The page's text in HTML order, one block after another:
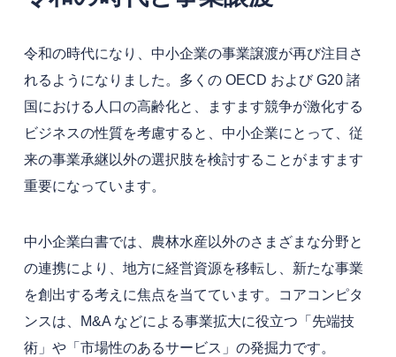
令和の時代になり、中小企業の事業譲渡が再び注目さ
れるようになりました。多くの OECD および G20 諸
国における人口の高齢化と、ますます競争が激化する
ビジネスの性質を考慮すると、中小企業にとって、従
来の事業承継以外の選択肢を検討することがますます
重要になっています。
中小企業白書では、農林水産以外のさまざまな分野と
の連携により、地方に経営資源を移転し、新たな事業
を創出する考えに焦点を当てています。コアコンピタ
ンスは、M&A などによる事業拡大に役立つ「先端技
術」や「市場性のあるサービス」の発掘力です。